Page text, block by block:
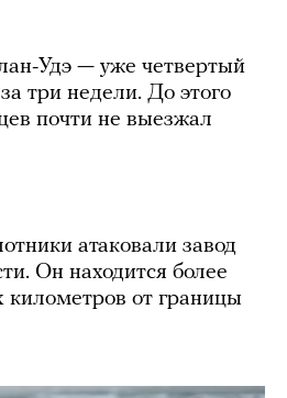
Удэ — уже четвертый
три недели. До этого
почти не выезжал
атаковали завод
Он находится более
километров от границы